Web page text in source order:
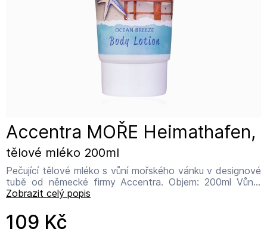
Accentra MOŘE Heimathafen,
tělové mléko 200ml
Pečující tělové mléko s vůní mořského vánku v designové
tubě od německé firmy Accentra. Objem: 200ml Vůně:
mořský vánek Vegan, netestováno na zvířatech.
GmbH & Co. KG Adresa výrobce: Rudolf-Diesel-Straße 7,
91572 Bechhofen - Deutschland Kontakt:
Zobrazit celý popis
109 Kč